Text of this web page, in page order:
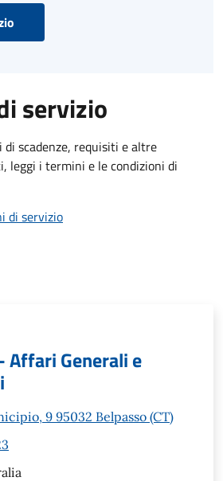
servizio
di scadenze, requisiti e altre
leggi i termini e le condizioni di
di servizio
Affari Generali e
9 95032 Belpasso (CT)